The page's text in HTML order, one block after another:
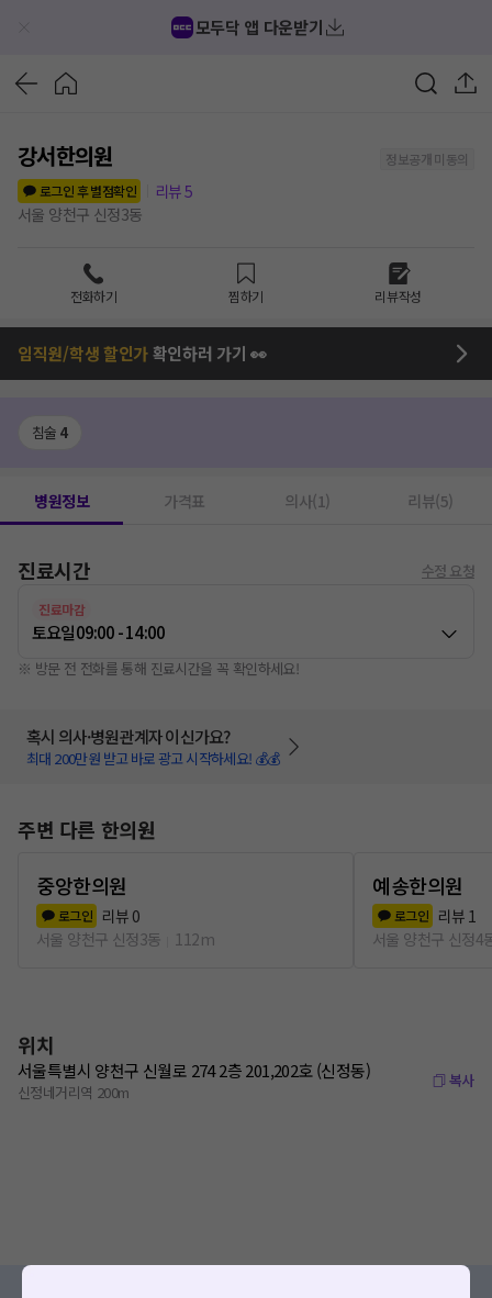
모두닥 앱 다운받기
강서한의원
정보공개 미동의
로그인 후 별점확인
리뷰5
서울 양천구 신정3동
전화하기 찜하기 리뷰작성
임직원/학생 할인가확인하러 가기 👀
침술 4
병원정보 가격표 의사(1) 리뷰(5)
진료시간 수정 요청
진료마감
토요일09:00 - 14:00
※ 방문 전 전화를 통해 진료시간을 꼭 확인하세요!
혹시 의사·병원관계자 이신가요?
최대 200만원 받고 바로 광고 시작하세요! 💰💰
주변 다른 한의원
중앙한의원
로그인 리뷰 0
서울 양천구 신정3동
112m
예송한의원
로그인 리뷰 1
서울 양천구 신정4
위치
서울특별시 양천구 신월로 274 2층 201,202호 (신정동)
신정네거리역 200m
복사